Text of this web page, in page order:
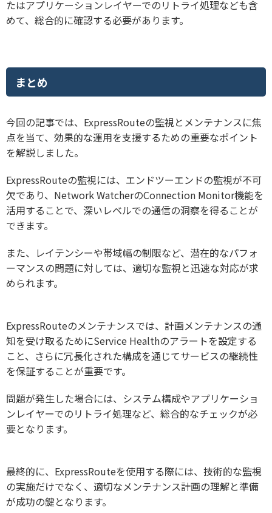
たはアプリケーションレイヤーでのリトライ処理なども含
めて、総合的に確認する必要があります。
まとめ
今回の記事では、ExpressRouteの監視とメンテナンスに焦
点を当て、効果的な運用を支援するための重要なポイント
を解説しました。
ExpressRouteの監視には、エンドツーエンドの監視が不可
欠であり、Network WatcherのConnection Monitor機能を
活用することで、深いレベルでの通信の洞察を得ることが
できます。
また、レイテンシーや帯域幅の制限など、潜在的なパフォ
ーマンスの問題に対しては、適切な監視と迅速な対応が求
められます。
ExpressRouteのメンテナンスでは、計画メンテナンスの通
知を受け取るためにService Healthのアラートを設定する
こと、さらに冗長化された構成を通じてサービスの継続性
を保証することが重要です。
問題が発生した場合には、システム構成やアプリケーショ
ンレイヤーでのリトライ処理など、総合的なチェックが必
要となります。
最終的に、ExpressRouteを使用する際には、技術的な監視
の実施だけでなく、適切なメンテナンス計画の理解と準備
が成功の鍵となります。